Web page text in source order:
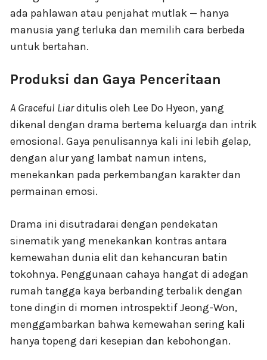
ada pahlawan atau penjahat mutlak — hanya
manusia yang terluka dan memilih cara berbeda
untuk bertahan.
Produksi dan Gaya Penceritaan
A Graceful Liarditulis oleh Lee Do Hyeon, yang
dikenal dengan drama bertema keluarga dan intrik
emosional. Gaya penulisannya kali ini lebih gelap,
dengan alur yang lambat namun intens,
menekankan pada perkembangan karakter dan
permainan emosi.
Drama ini disutradarai dengan pendekatan
sinematik yang menekankan kontras antara
kemewahan dunia elit dan kehancuran batin
tokohnya. Penggunaan cahaya hangat di adegan
rumah tangga kaya berbanding terbalik dengan
tone dingin di momen introspektif Jeong-Won,
menggambarkan bahwa kemewahan sering kali
hanya topeng dari kesepian dan kebohongan.